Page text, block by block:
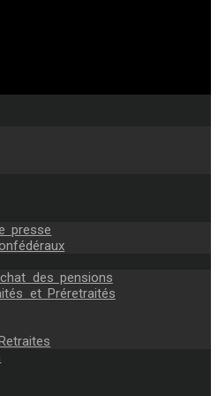
presse
des pensions
et Préretraités